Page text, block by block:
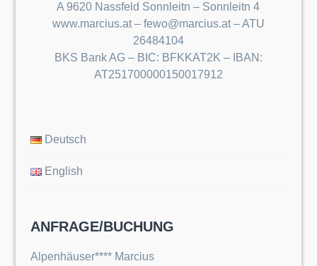
A 9620 Nassfeld Sonnleitn – Sonnleitn 4
www.marcius.at – fewo@marcius.at – ATU
26484104
BKS Bank AG – BIC: BFKKAT2K – IBAN:
AT251700000150017912
Deutsch
English
ANFRAGE/BUCHUNG
Alpenhäuser**** Marcius